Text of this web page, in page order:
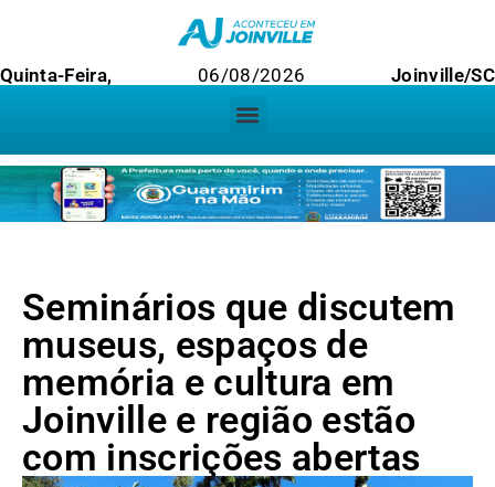
Quinta-Feira, 06/08/2026 Joinville/SC
Seminários que discutem
museus, espaços de
memória e cultura em
Joinville e região estão
com inscrições abertas